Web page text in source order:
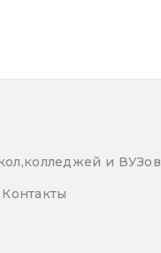
и ВУЗов
Контакты